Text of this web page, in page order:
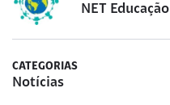
NET Educação
CATEGORIAS
Notícias